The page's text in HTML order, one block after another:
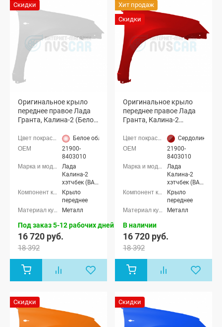
Скидки
Оригинальное крыло
переднее правое Лада
Гранта, Калина-2 (Белое
Белое облако (240 белый)
21900-
8403010
Лада
Калина-2
хэтчбек (ВАЗ
2192), Лада
Калина-2
универсал
(ВАЗ 2194),
Лада
Калина-2
Кросс
2190), Лада
Крыло
переднее
Металл
Под заказ 5-12 рабочих дней
16 720 руб.
18 392
Хит продаж
Скидки
Оригинальное крыло
переднее правое Лада
Гранта, Калина-2
Сердолик (195
21900-
8403010
Лада
Калина-2
хэтчбек (ВАЗ
2192), Лада
Калина-2
универсал
(ВАЗ 2194),
Кросс
2190), Лада
Крыло
переднее
Металл
В наличии
16 720 руб.
18 392
Скидки Скидки